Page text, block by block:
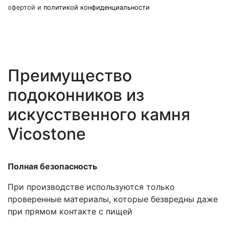
офертой и политикой конфиденциальности
Преимущество
подоконников из
искусственного камня
Vicostone
Полная безопасность
При производстве используются только
проверенные материалы, которые безвредны даже
при прямом контакте с пищей